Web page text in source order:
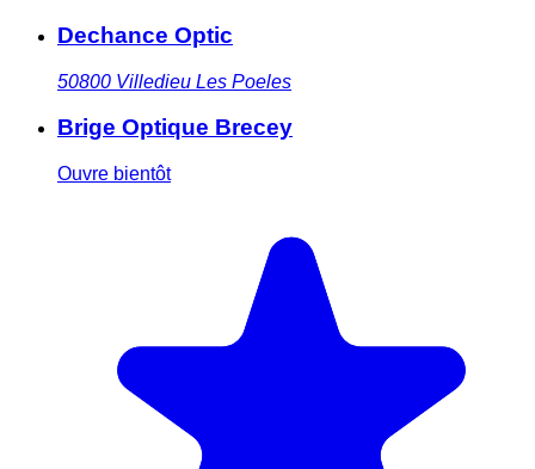
Dechance Optic
50800 Villedieu Les Poeles
Brige Optique Brecey
Ouvre bientôt